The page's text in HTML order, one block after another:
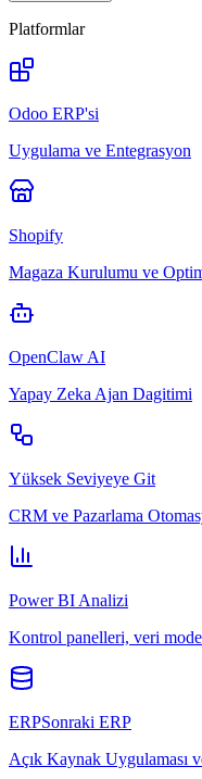
Platformlar
Odoo ERP'si
Uygulama ve Entegrasyon
Shopify
Magaza Kurulumu ve
OpenClaw AI
Yapay Zeka Ajan Dagitimi
Yüksek Seviyeye Git
CRM ve Pazarlama
Power BI Analizi
Kontrol panelleri, veri
ERPSonraki ERP
Açık Kaynak Uygulaması